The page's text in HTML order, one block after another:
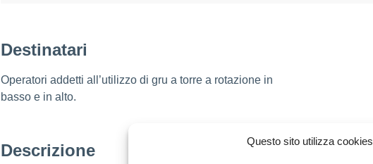
Questo sito utilizza cookies
Destinatari
Operatori addetti all’utilizzo di gru a torre a rotazione in
basso e in alto.
Descrizione